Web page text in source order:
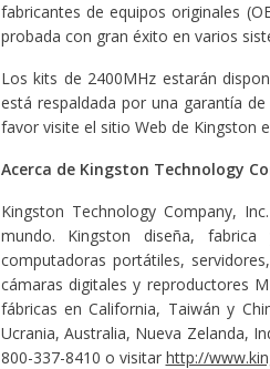
fabricantes de equipos originales
probada con gran éxito en varios
Los kits de 2400MHz estarán
está respaldada por una garantía
favor visite el sitio Web de Kingston
Acerca de Kingston Technology
Kingston Technology Company,
mundo. Kingston diseña,
computadoras portátiles,
cámaras digitales y reproductores
fábricas en California, Taiwán y
Ucrania, Australia, Nueva Zelanda,
800-337-8410 o visitar http://